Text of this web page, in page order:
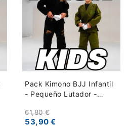
Pack Kimono BJJ Infantil
- Pequeño Lutador -
61,80 €
53,90 €